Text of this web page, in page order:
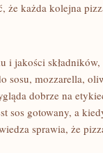
że każda kolejna
i jakości
sosu, mozzarella,
dobrze na
sos gotowany, a
sprawia, że